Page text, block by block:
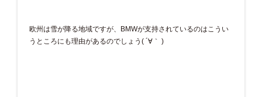
欧州は雪が降る地域ですが、BMWが支持されているのはこうい
うところにも理由があるのでしょう( ´∀｀ )